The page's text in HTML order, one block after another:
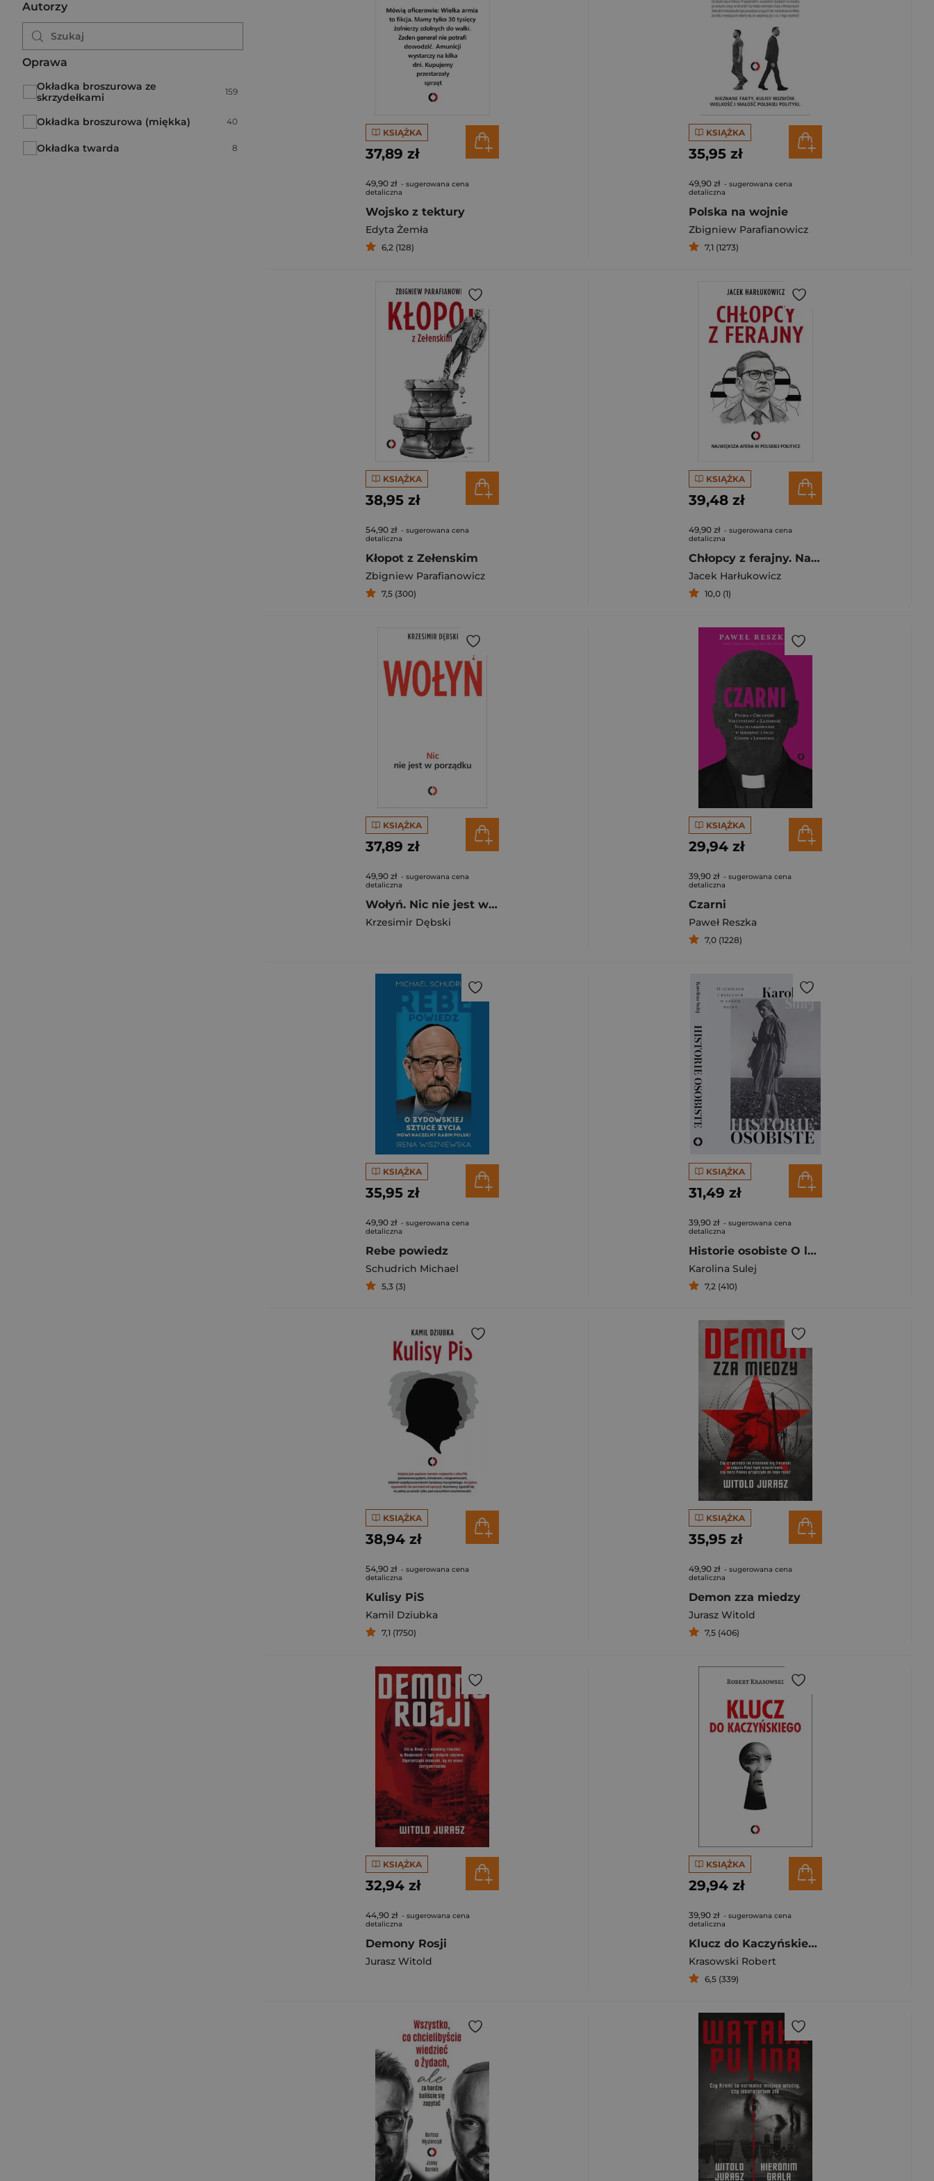
Autorzy
Oprawa
Okładka broszurowa ze
skrzydełkami
Liczba pozycji:
159
Okładka broszurowa (miękka) Liczba pozycji:
40
Okładka twarda Liczba pozycji:
8
KSIĄŻKA
37,89 zł
49,90 zł - sugerowana cena
detaliczna
Wojsko z tektury
Edyta Żemła
6,2 (128)
KSIĄŻKA
35,95 zł
49,90 zł - sugerowana cena
detaliczna
Polska na wojnie
Zbigniew Parafianowicz
7,1 (1273)
KSIĄŻKA
38,95 zł
54,90 zł - sugerowana cena
detaliczna
Kłopot z Zełenskim
Zbigniew Parafianowicz
7,5 (300)
KSIĄŻKA
39,48 zł
49,90 zł - sugerowana cena
detaliczna
Chłopcy z ferajny. Największa afera w polskiej polityce
Jacek Harłukowicz
10,0 (1)
KSIĄŻKA
37,89 zł
49,90 zł - sugerowana cena
detaliczna
Wołyń. Nic nie jest w porządku
Krzesimir Dębski
KSIĄŻKA
29,94 zł
39,90 zł - sugerowana cena
detaliczna
Czarni
Paweł Reszka
7,0 (1228)
KSIĄŻKA
35,95 zł
49,90 zł - sugerowana cena
detaliczna
Rebe powiedz
Schudrich Michael
5,3 (3)
KSIĄŻKA
31,49 zł
39,90 zł - sugerowana cena
detaliczna
Historie osobiste O ludziach i rzeczach w czasie wojny
Karolina Sulej
7,2 (410)
KSIĄŻKA
38,94 zł
54,90 zł - sugerowana cena
detaliczna
Kulisy PiS
Kamil Dziubka
7,1 (1750)
KSIĄŻKA
35,95 zł
49,90 zł - sugerowana cena
detaliczna
Demon zza miedzy
Jurasz Witold
7,5 (406)
KSIĄŻKA
32,94 zł
44,90 zł - sugerowana cena
detaliczna
Demony Rosji
Jurasz Witold
KSIĄŻKA
29,94 zł
39,90 zł - sugerowana cena
detaliczna
Klucz do Kaczyńskiego
Krasowski Robert
6,5 (339)